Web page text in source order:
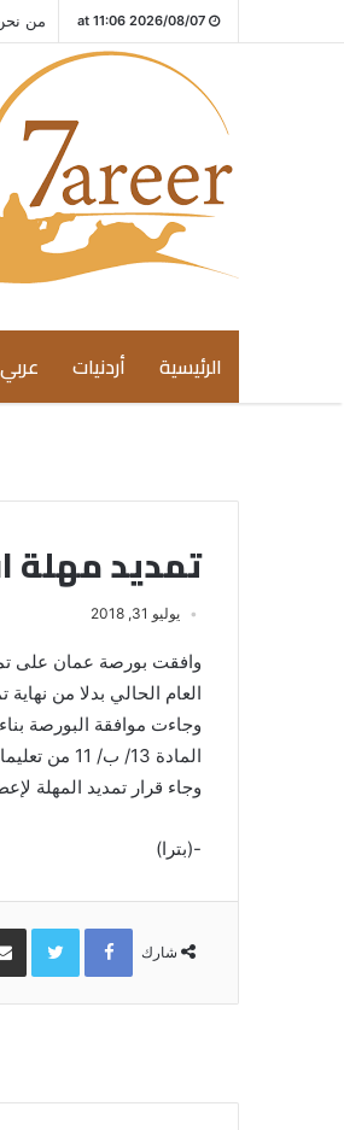
2026/08/07 at 11:06 من
الرئيسية أردنيات
تمديد مهلة
يوليو 31, 2018
وافقت بورصة عمان على
العام الحالي بدلا من نهاية
وجاءت موافقة البورصة
المادة 13/ ب/ 11 من تعليمات الإدراج.
وجاء قرار تمديد المهلة
-(بترا)
شارك
Facebook